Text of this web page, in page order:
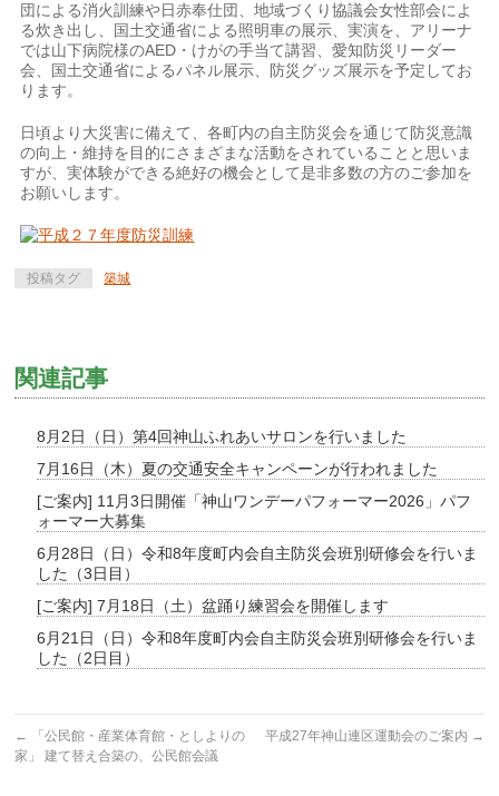
団による消火訓練や日赤奉仕団、地域づくり協議会女性部会によ
る炊き出し、国土交通省による照明車の展示、実演を、アリーナ
では山下病院様のAED・けがの手当て講習、愛知防災リーダー
会、国土交通省によるパネル展示、防災グッズ展示を予定してお
ります。
日頃より大災害に備えて、各町内の自主防災会を通じて防災意識
の向上・維持を目的にさまざまな活動をされていることと思いま
すが、実体験ができる絶好の機会として是非多数の方のご参加を
お願いします。
投稿タグ 築城
関連記事
8月2日（日）第4回神山ふれあいサロンを行いました
7月16日（木）夏の交通安全キャンペーンが行われました
[ご案内] 11月3日開催「神山ワンデーパフォーマー2026」パフ
ォーマー大募集
6月28日（日）令和8年度町内会自主防災会班別研修会を行いま
した（3日目）
[ご案内] 7月18日（土）盆踊り練習会を開催します
6月21日（日）令和8年度町内会自主防災会班別研修会を行いま
した（2日目）
←
「公民館・産業体育館・としよりの
家」 建て替え合築の、公民館会議
平成27年神山連区運動会のご案内 →